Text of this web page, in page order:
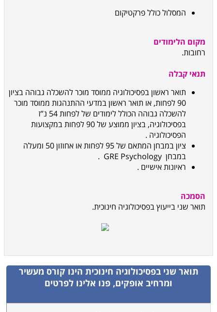
המסלול כולל פרקטיקום
מקום הלימודים
רחובות.
תנאי קבלה
תואר ראשון בפסיכולוגיה ממוסד מוכר להשכלה גבוהה בציון
90 לפחות, או תואר ראשון במדעי ההתנהגות ממוסד מוכר
להשכלה גבוהה הכולל לימודים של לפחות 54 נ”ז
בפסיכולוגיה, בציון ממוצע של 90 לפחות במקצועות
הפסיכולוגיה .
ציון במבחן המתאם של 95 לפחות או אחוזון 50 ומעלה
במבחן GRE Psychology
.
ראיונות אישיים .
הסמכה
תואר שני בייעוץ בפסיכולוגיה חינוכית.
תואר שני בפסיכולוגיה חינוכית הינו קורס מעשיר
ומרחיב אופקים, פנו אלינו לפרטים